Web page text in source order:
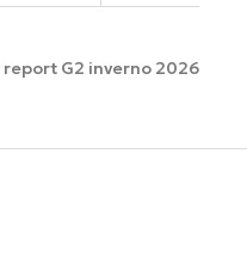
report G2 inverno 2026